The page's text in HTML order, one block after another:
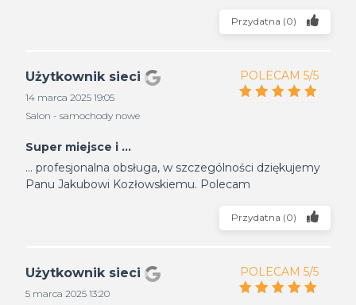
Przydatna (0)
Użytkownik sieci
14 marca 2025 19:05
Salon - samochody nowe
POLECAM 5/5
Super miejsce i ...
... profesjonalna obsługa, w szczególności dziękujemy
Panu Jakubowi Kozłowskiemu. Polecam
Przydatna (0)
Użytkownik sieci
5 marca 2025 13:20
POLECAM 5/5